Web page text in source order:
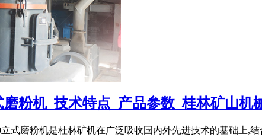
粉机_技术特点_产品参数_桂林矿山机
式磨粉机是桂林矿机在广泛吸收国内外先进技术的基础上,